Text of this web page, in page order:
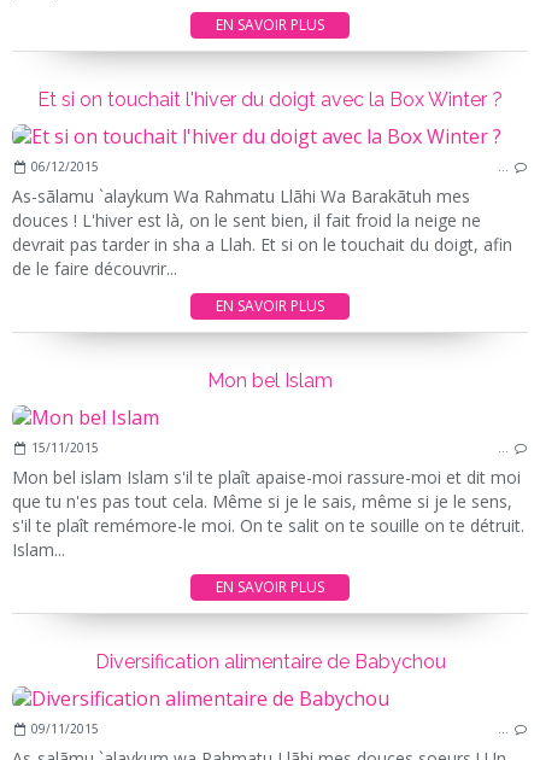
EN SAVOIR PLUS
Et si on touchait l'hiver du doigt avec la Box Winter ?
06/12/2015 …
As-sãlamu `alaykum Wa Rahmatu Llãhi Wa Barakãtuh mes
douces ! L'hiver est là, on le sent bien, il fait froid la neige ne
devrait pas tarder in sha a Llah. Et si on le touchait du doigt, afin
de le faire découvrir...
EN SAVOIR PLUS
Mon bel Islam
15/11/2015 …
Mon bel islam Islam s'il te plaît apaise-moi rassure-moi et dit moi
que tu n'es pas tout cela. Même si je le sais, même si je le sens,
s'il te plaît remémore-le moi. On te salit on te souille on te détruit.
Islam...
EN SAVOIR PLUS
Diversification alimentaire de Babychou
09/11/2015 …